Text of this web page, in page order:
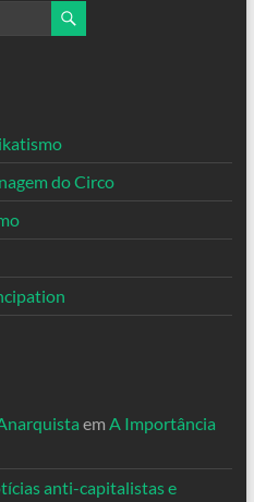
do Circo
em A Importância
anti-capitalistas e